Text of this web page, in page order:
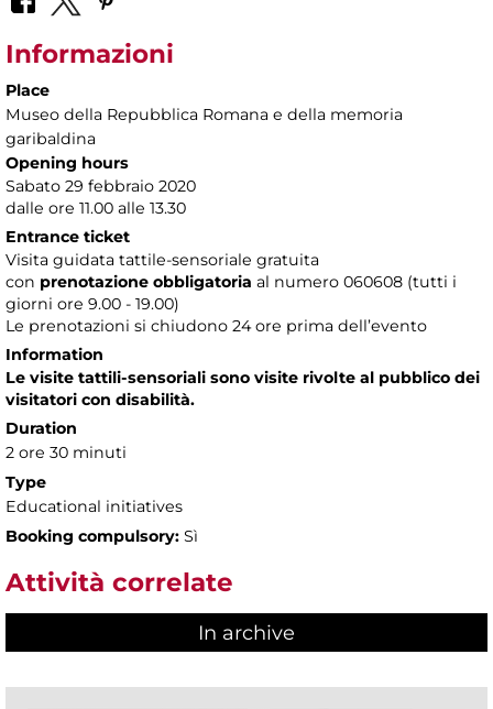
Informazioni
Place
Museo della Repubblica Romana e della memoria
garibaldina
Opening hours
Sabato 29 febbraio 2020
dalle ore 11.00 alle 13.30
Entrance ticket
Visita guidata tattile-sensoriale gratuita
con prenotazione obbligatoria al numero 060608 (tutti i
giorni ore 9.00 - 19.00)
Le prenotazioni si chiudono 24 ore prima dell’evento
Information
Le visite tattili-sensoriali sono visite rivolte al pubblico dei
visitatori con disabilità.
Duration
2 ore 30 minuti
Type
Educational initiatives
Booking compulsory: Sì
Attività correlate
In archive